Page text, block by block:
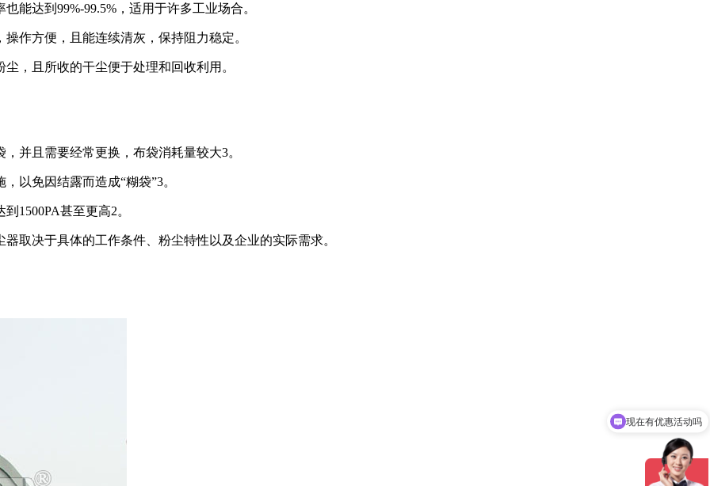
能达到99%-99.5%，适用于许多工业场合‌。
作方便，且能连续清灰，保持阻力稳定‌。
，且所收的干尘便于处理和回收利用‌。
并且需要经常更换，布袋消耗量较大‌3。
以免因结露而造成“糊袋”‌3。
1500PA甚至更高‌2。
取决于具体的工作条件、粉尘特性以及企业的实际需求。
现在有优惠活动吗